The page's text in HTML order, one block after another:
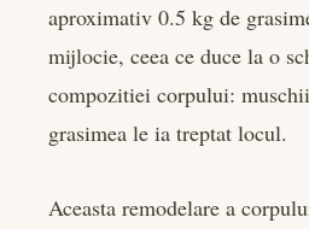
aproximativ 0.5 kg de
mijlocie, ceea ce duce la o
compozitiei corpului:
grasimea le ia treptat locul.
Aceasta remodelare a